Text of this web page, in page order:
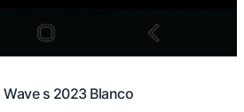
s 2023 Blanco